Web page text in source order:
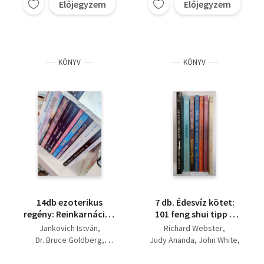
Előjegyzem Előjegyzem
KÖNYV
14db ezoterikus
regény: Reinkarnáció+
Előző életek jövendő
életek+ Visszatérés+ A
Jankovich István
Dr. Bruce Goldberg
KÖNYV
7 db. Édesvíz kötet:
101 feng shui tipp a
lakásban, Gyógyító
horoszkóp, Az elmúlás
Richard Webster
Judy Ananda John White